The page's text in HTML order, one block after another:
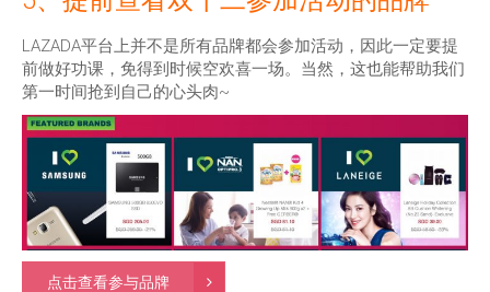
LAZADA平台上并不是所有品牌都会参加活动，因此一定要提
前做好功课，免得到时候空欢喜一场。当然，这也能帮助我们
第一时间抢到自己的心头肉~
点击查看参与品牌